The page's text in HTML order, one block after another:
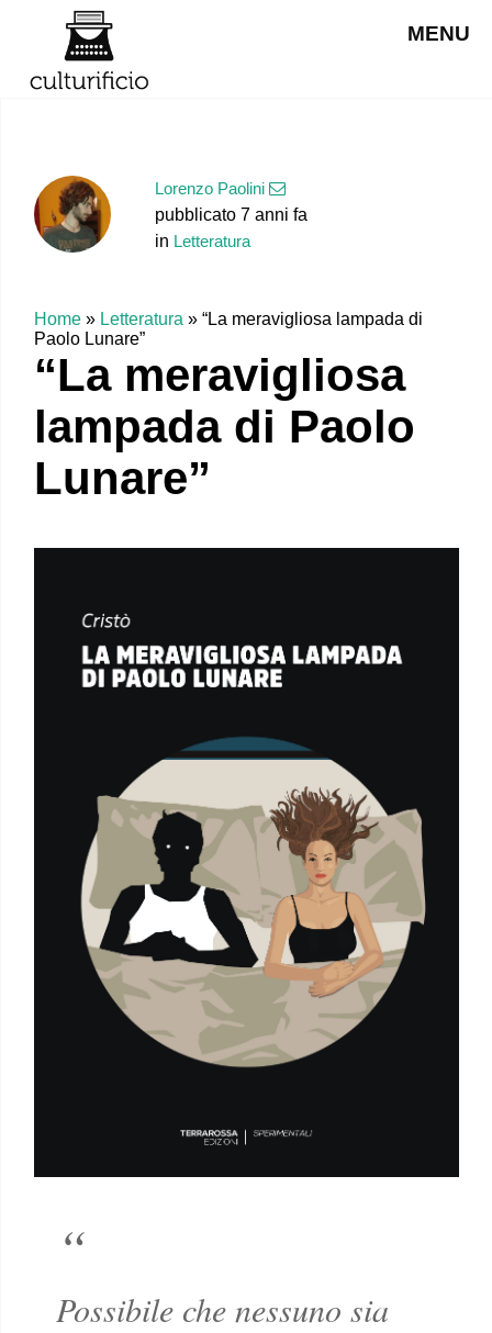
MENU
Lorenzo Paolini
pubblicato 7 anni fa
in Letteratura
Home » Letteratura » “La meravigliosa lampada di
Paolo Lunare”
“La meravigliosa
lampada di Paolo
Lunare”
Possibile che nessuno sia